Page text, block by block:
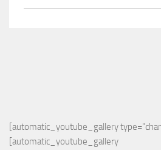
[automatic_youtube_gallery
[automatic_youtube_gallery